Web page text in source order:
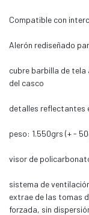
Compatible con
Alerón rediseñado
cubre barbilla de tela
del casco
detalles reflectantes
peso: 1.550grs (+ -
visor de
sistema de
extrae de las tomas
forzada, sin